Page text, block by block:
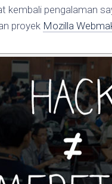
kembali pengalaman
proyek Mozilla